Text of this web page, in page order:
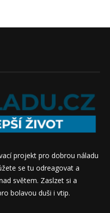
projekt pro dobrou náladu
se tu odreagovat a
světem. Zaslzet si a
bolavou duši i vtip.